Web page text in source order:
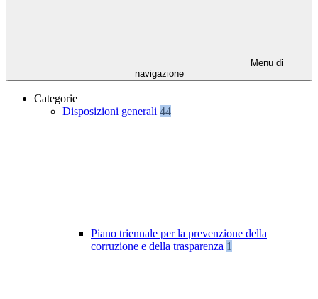
Menu di
navigazione
Categorie
Disposizioni generali 44
Piano triennale per la prevenzione della
corruzione e della trasparenza 1